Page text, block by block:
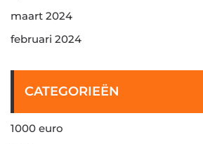
maart 2024
februari 2024
CATEGORIEËN
1000 euro